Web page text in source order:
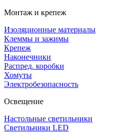
Монтаж и крепеж
Изоляционные материалы
Клеммы и зажимы
Крепеж
Наконечники
Распред. коробки
Хомуты
Электробезопасность
Освещение
Настольные светильники
Светильники LED